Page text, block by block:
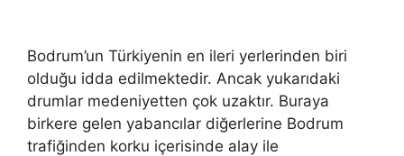
Bodrum’un Türkiyenin en ileri yerlerinden biri
olduğu idda edilmektedir. Ancak yukarıdaki
drumlar medeniyetten çok uzaktır. Buraya
birkere gelen yabancılar diğerlerine Bodrum
trafiğinden korku içerisinde alay ile